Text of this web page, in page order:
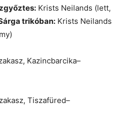
Krists Neilands (lett,
trikóban: Krists Neilands
Kazincbarcika–
Tiszafüred–